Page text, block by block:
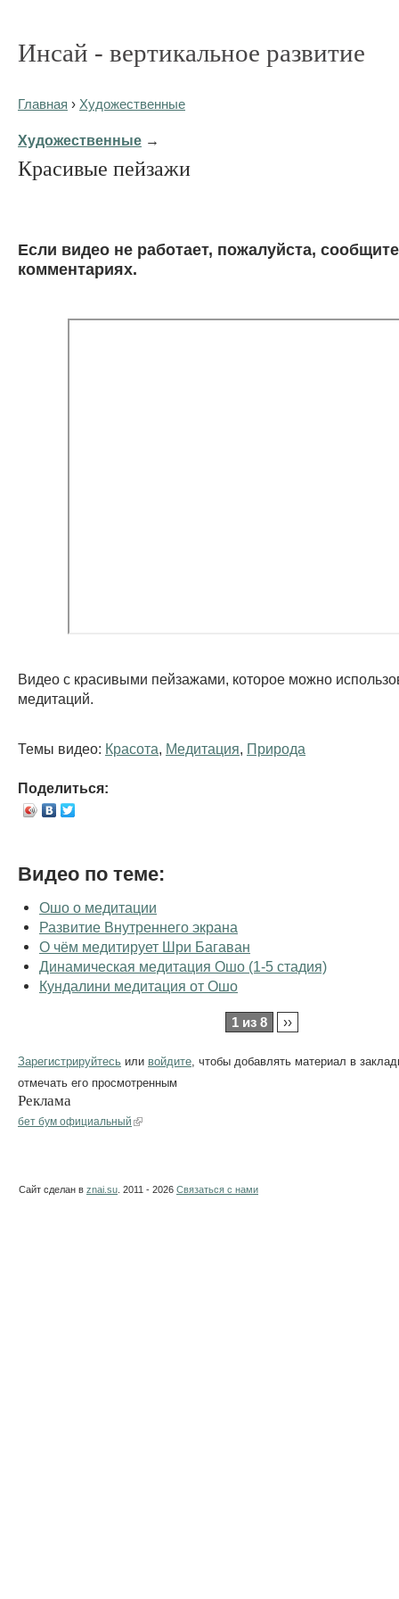
Инсай - вертикальное развитие
Главная › Художественные
Художественные →
Красивые пейзажи
Eсли видео не работает, пожалуйста,
комментариях.
Видео с красивыми пейзажами, которое можно
медитаций.
Темы видео: Красота Медитация Природа
Поделиться:
Видео по теме:
Ошо о медитации
Развитие Внутреннего экрана
О чём медитирует Шри Багаван
Динамическая медитация Ошо (1-5 стадия)
Кундалини медитация от Ошо
1 из 8 ››
Зарегистрируйтесь или войдите , чтобы добавлять материал в
отмечать его просмотренным
Реклама
бет бум официальный
Сайт сделан в znai.su . 2011 - 2026 Связаться с нами